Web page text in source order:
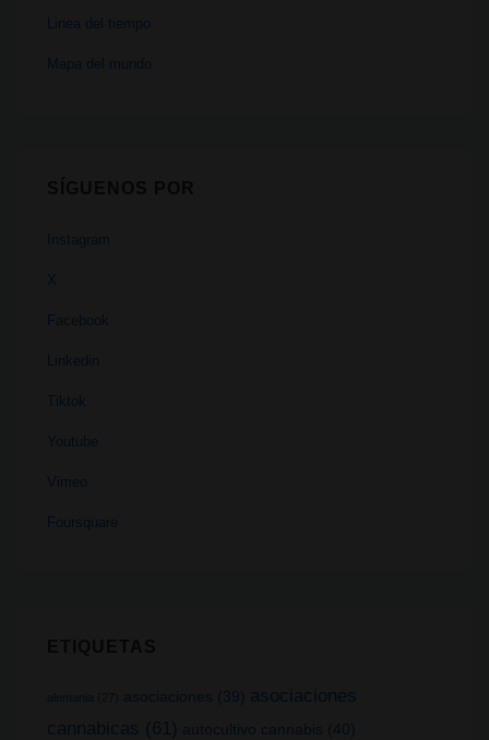
Linea del tiempo
Mapa del mundo
Instagram
X
Facebook
Linkedin
Tiktok
Youtube
Vimeo
Foursquare
alemania (27) asociaciones (39)
asociaciones
cannabicas (61) autocultivo cannabis (40)